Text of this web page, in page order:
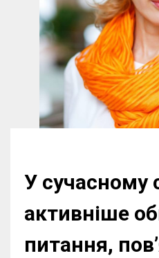
У сучасному
активніше
питання,